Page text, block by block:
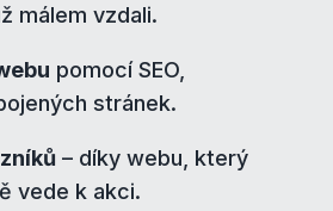
málem vzdali.
pomocí SEO,
stránek.
– díky webu, který
vede k akci.